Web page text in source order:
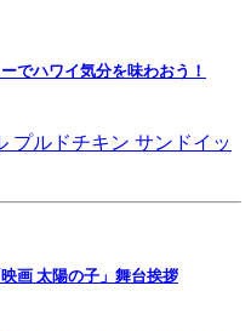
でハワイ気分を味わおう！
プルドチキン サンドイッ
画 太陽の子」舞台挨拶